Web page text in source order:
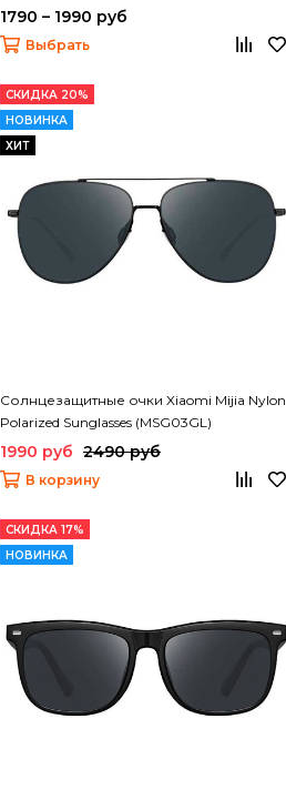
1790 – 1990 руб
Выбрать
СКИДКА 20%
НОВИНКА
ХИТ
Солнцезащитные очки Xiaomi Mijia Nylon
Polarized Sunglasses (MSG03GL)
1990 руб 2490 руб
В корзину
СКИДКА 17%
НОВИНКА